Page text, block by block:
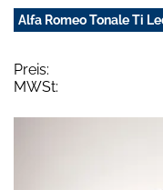
Alfa Romeo Tonale Ti
Preis:
MWSt: